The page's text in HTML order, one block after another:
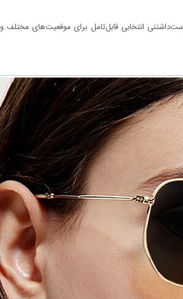
انتخابی قابل‌تامل برای موقعیت‌های مختلف و